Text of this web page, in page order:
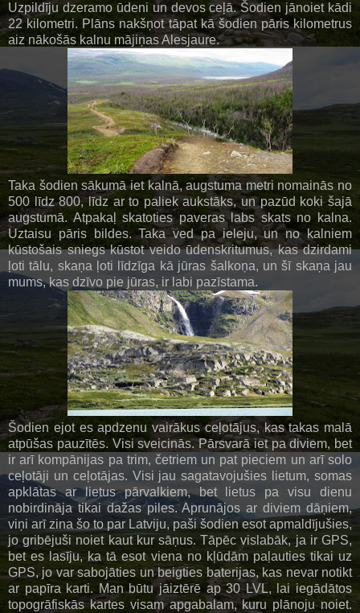
Uzpildīju dzeramo ūdeni un devos ceļā. Šodien jānoiet kādi
22 kilometri. Plāns nakšņot tāpat kā šodien pāris kilometrus
aiz nākošās kalnu mājiņas Alesjaure.
Taka šodien sākumā iet kalnā, augstuma metri nomainās no
500 līdz 800, līdz ar to paliek aukstāks, un pazūd koki šajā
augstumā. Atpakaļ skatoties paveras labs skats no kalna.
Uztaisu pāris bildes. Taka ved pa ieleju, un no kalniem
kūstošais sniegs kūstot veido ūdenskritumus, kas dzirdami
ļoti tālu, skaņa ļoti līdzīga kā jūras šalkoņa, un šī skaņa jau
mums, kas dzīvo pie jūras, ir labi pazīstama.
Šodien ejot es apdzenu vairākus ceļotājus, kas takas malā
atpūšas pauzītēs. Visi sveicinās. Pārsvarā iet pa diviem, bet
ir arī kompānijas pa trim, četriem un pat pieciem un arī solo
ceļotāji un ceļotājas. Visi jau sagatavojušies lietum, somas
apklātas ar lietus pārvalkiem, bet lietus pa visu dienu
nobirdināja tikai dažas piles. Aprunājos ar diviem dāņiem,
viņi arī zina šo to par Latviju, paši šodien esot apmaldījušies,
jo gribējuši noiet kaut kur sāņus. Tāpēc vislabāk, ja ir GPS,
bet es lasīju, ka tā esot viena no kļūdām paļauties tikai uz
GPS, jo var sabojāties un beigties baterijas, kas nevar notikt
ar papīra karti. Man būtu jāiztērē ap 30 LVL, lai iegādātos
topogrāfiskās kartes visam apgabalam, kuru plānoju noiet.